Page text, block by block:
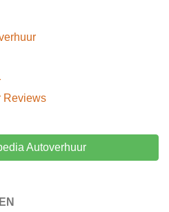
Reviews
Autoverhuur